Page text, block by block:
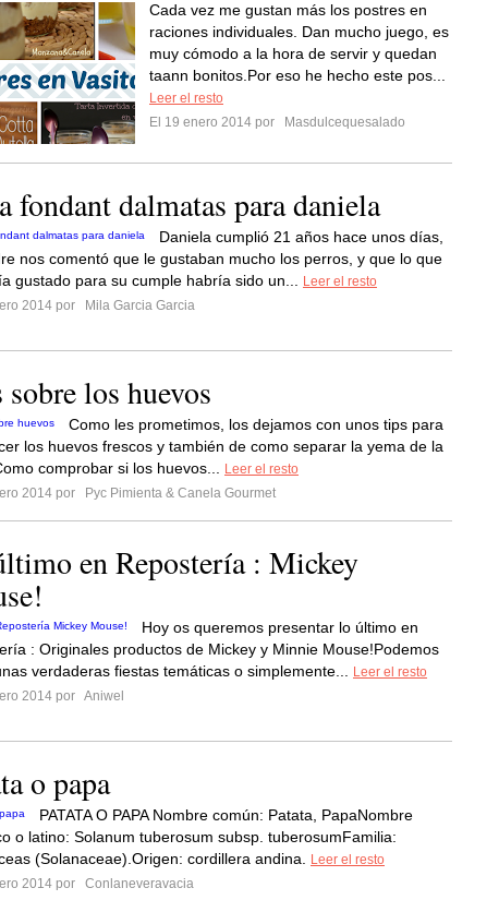
Cada vez me gustan más los postres en
raciones individuales. Dan mucho juego, es
muy cómodo a la hora de servir y quedan
taann bonitos.Por eso he hecho este pos...
Leer el resto
El 19 enero 2014 por
Masdulcequesalado
fondant dalmatas para daniela
Daniela cumplió 21 años hace unos días,
nos comentó que le gustaban mucho los perros, y que lo que
gustado para su cumple habría sido un...
Leer el resto
2014 por
Mila Garcia Garcia
los huevos
Como les prometimos, los dejamos con unos tips para
los huevos frescos y también de como separar la yema de la
comprobar si los huevos...
Leer el resto
2014 por
Pyc Pimienta & Canela Gourmet
en Repostería : Mickey
Hoy os queremos presentar lo último en
: Originales productos de Mickey y Minnie Mouse!Podemos
verdaderas fiestas temáticas o simplemente...
Leer el resto
2014 por Aniwel
o papa
PATATA O PAPA Nombre común: Patata, PapaNombre
o latino: Solanum tuberosum subsp. tuberosumFamilia:
(Solanaceae).Origen: cordillera andina.
Leer el resto
2014 por
Conlaneveravacia